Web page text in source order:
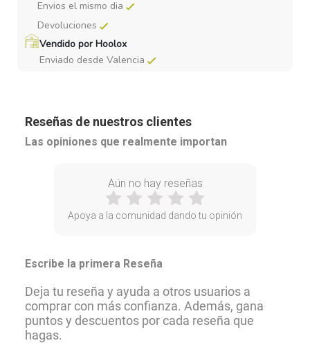
Envios el mismo dia
Devoluciones
Vendido por Hoolox
Enviado desde Valencia
Reseñas de nuestros clientes
Las opiniones que realmente importan
Aún no hay reseñas
Apoya a la comunidad dando tu opinión
Escribe la primera Reseña
Deja tu reseña y ayuda a otros usuarios a
comprar con más confianza. Además, gana
puntos y descuentos por cada reseña que
hagas.